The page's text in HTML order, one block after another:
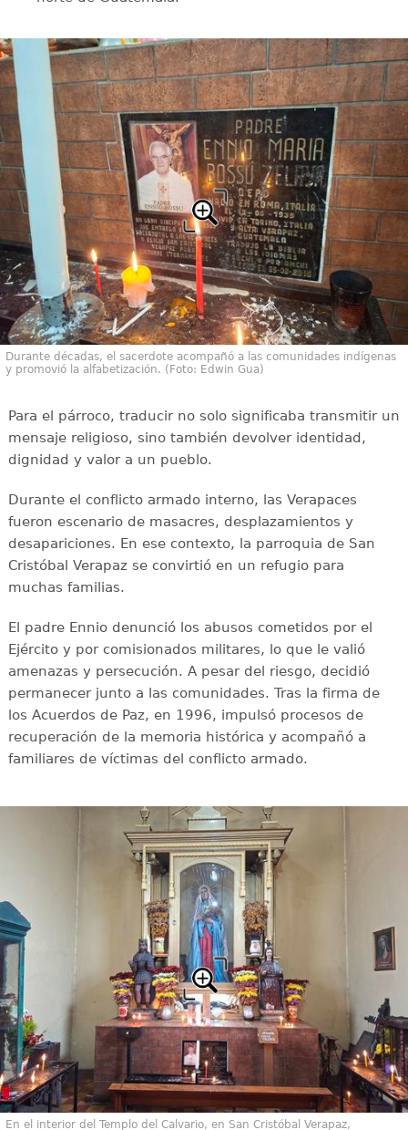
Durante décadas, el sacerdote acompañó a las comunidades indígenas
y promovió la alfabetización. (Foto: Edwin Gua)
Para el párroco, traducir no solo significaba transmitir un
mensaje religioso, sino también devolver identidad,
dignidad y valor a un pueblo.
Durante el conflicto armado interno, las Verapaces
fueron escenario de masacres, desplazamientos y
desapariciones. En ese contexto, la parroquia de San
Cristóbal Verapaz se convirtió en un refugio para
muchas familias.
El padre Ennio denunció los abusos cometidos por el
Ejército y por comisionados militares, lo que le valió
amenazas y persecución. A pesar del riesgo, decidió
permanecer junto a las comunidades. Tras la firma de
los Acuerdos de Paz, en 1996, impulsó procesos de
recuperación de la memoria histórica y acompañó a
familiares de víctimas del conflicto armado.
En el interior del Templo del Calvario, en San Cristóbal Verapaz,